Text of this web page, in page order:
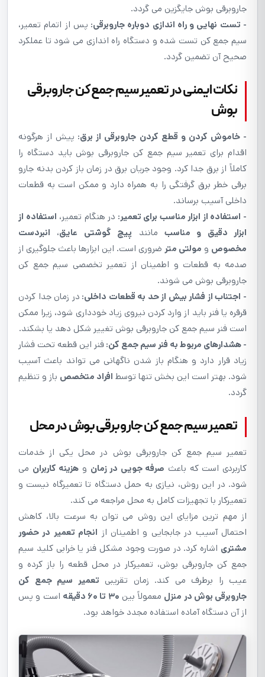
جاروبرقی بوش جایگزین می گردد.
- تست نهایی و راه اندازی دوباره جاروبرقی: پس از اتمام تعمیر،
سیم جمع کن تست شده و دستگاه راه اندازی می شود تا عملکرد
صحیح آن تضمین گردد.
نکات ايمنی در تعمير سیم جمع کن جاروبرقی
بوش
- خاموش کردن و قطع کردن جاروبرقی از برق: پیش از هرگونه
اقدام برای تعمیر سیم جمع کن جاروبرقی بوش باید دستگاه را
کاملاً از برق جدا کرد. وجود جریان برق در زمان باز کردن بدنه جارو
برقی خطر برق گرفتگی را به همراه دارد و ممکن است به قطعات
داخلی آسیب برساند.
- استفاده از ابزار مناسب برای تعمیر: در هنگام تعمیر، استفاده از
ابزار دقیق و مناسب مانند پیچ گوشتی عایق، انبردست
مخصوص و مولتی متر ضروری است. این ابزارها باعث جلوگیری از
صدمه به قطعات و اطمینان از تعمیر تخصصی سیم جمع کن
جاروبرقی بوش می شوند.
- اجتناب از فشار بیش از حد به قطعات داخلی: در زمان جدا کردن
قرقره یا فنر باید از وارد کردن نیروی زیاد خودداری شود، زیرا ممکن
است فنر سیم جمع کن جاروبرقی بوش تغییر شکل دهد یا بشکند.
- هشدارهای مربوط به فنر سیم جمع کن:فنر این قطعه تحت فشار
زیاد قرار دارد و هنگام باز شدن ناگهانی می تواند باعث آسیب
شود. بهتر است این بخش تنها توسط افراد متخصص باز و تنظیم
گردد.
تعمير سیم جمع کن جاروبرقی بوش در محل
تعمیر سیم جمع کن جاروبرقی بوش در محل یکی از خدمات
کاربردی است که باعث صرفه جویی در زمان و هزینه کاربران می
شود. در این روش، نیازی به حمل دستگاه تا تعمیرگاه نیست و
تعمیرکار با تجهیزات کامل به محل مراجعه می کند.
از مهم ترین مزایای این روش می توان به سرعت بالا، کاهش
احتمال آسیب در جابجایی و اطمینان از انجام تعمیر در حضور
مشتری اشاره کرد. در صورت وجود مشکل فنر یا خرابی کلید سیم
جمع کن جاروبرقی بوش، تعمیرکار در محل قطعه را باز کرده و
عیب را برطرف می کند. زمان تقریبی تعمیر سیم جمع کن
جاروبرقی بوش در منزل معمولاً بین ۳۰ تا ۶۰ دقیقه
است و پس
از آن دستگاه آماده استفاده مجدد خواهد بود.